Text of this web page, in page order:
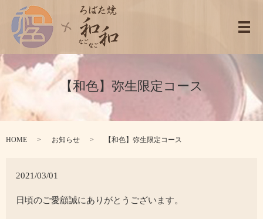
メ
【和色】弥生限定コース
HOME お知らせ 【和色】弥生限定コース
2021/03/01
日頃のご愛顧誠にありがとうございます。